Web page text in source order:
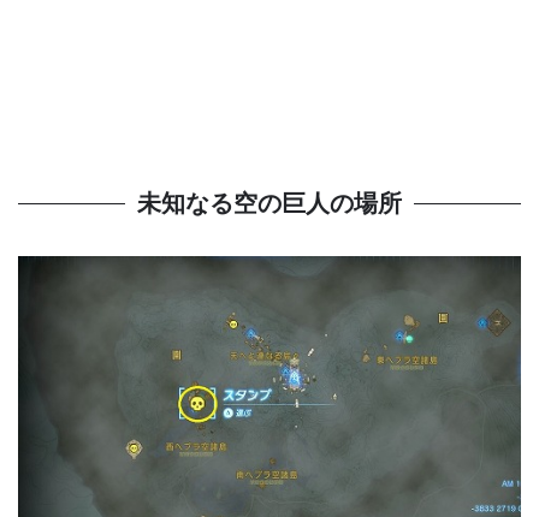
未知なる空の巨人の場所